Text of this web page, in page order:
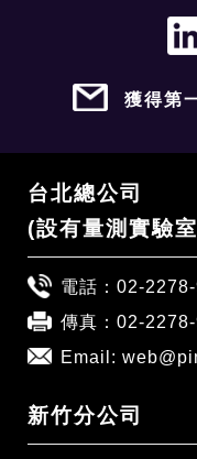
獲得第
台北總公司
(設有量測實驗
電話： 02-
傳真：02-
Email:
新竹分公司